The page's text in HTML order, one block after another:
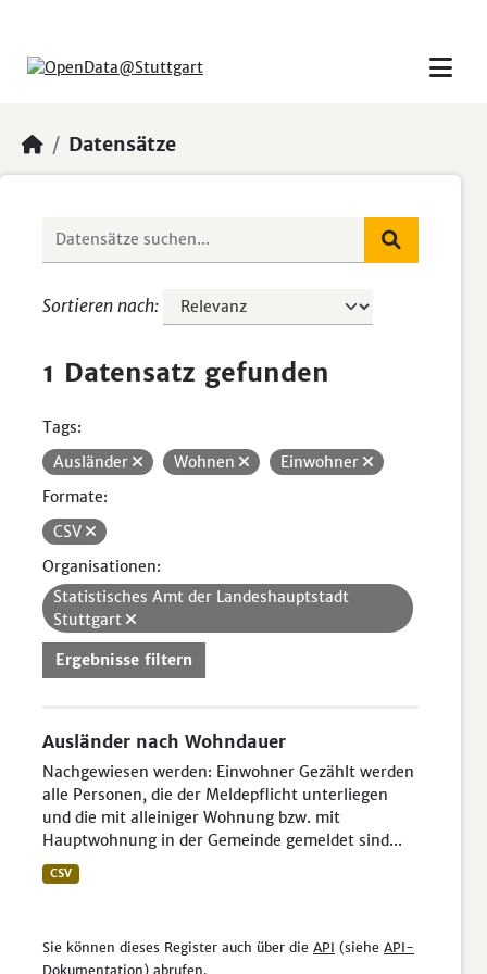
Datensätze
Sortieren nach
1 Datensatz gefunden
Tags:
Ausländer
Wohnen
Einwohner
Formate:
CSV
Organisationen:
Statistisches Amt der Landeshauptstadt
Stuttgart
Ergebnisse filtern
Ausländer nach Wohndauer
Nachgewiesen werden: Einwohner Gezählt werden
alle Personen, die der Meldepflicht unterliegen
und die mit alleiniger Wohnung bzw. mit
Hauptwohnung in der Gemeinde gemeldet sind...
CSV
Sie können dieses Register auch über die API (siehe API-
Dokumentation) abrufen.